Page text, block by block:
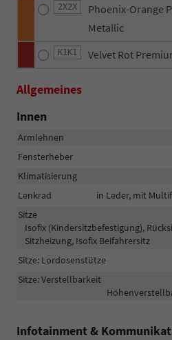
2X2X
Phoenix-Orange
Metallic
K1K1 Velvet Rot
Allgemeines
Innen
Armlehnen
Fensterheber
Klimatisierung
Lenkrad
in Leder, mit
Sitze
Isofix (Kindersitzbefestigung),
Sitzheizung, Isofix Beifahrersitz
Sitze: Lordosenstütze
Sitze: Verstellbarkeit
Infotainment &